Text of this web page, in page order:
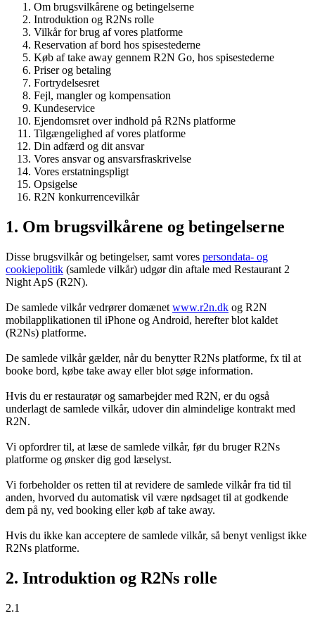
Om brugsvilkårene og betingelserne
Introduktion og R2Ns rolle
Vilkår for brug af vores platforme
Reservation af bord hos spisestederne
Køb af take away gennem R2N Go, hos spisestederne
Priser og betaling
Fortrydelsesret
Fejl, mangler og kompensation
Kundeservice
Ejendomsret over indhold på R2Ns platforme
Tilgængelighed af vores platforme
Din adfærd og dit ansvar
Vores ansvar og ansvarsfraskrivelse
Vores erstatningspligt
Opsigelse
R2N konkurrencevilkår
1. Om brugsvilkårene og betingelserne
Disse brugsvilkår og betingelser, samt vores persondata- og
cookiepolitik (samlede vilkår) udgør din aftale med Restaurant 2
Night ApS (R2N).
De samlede vilkår vedrører domænet www.r2n.dk og R2N
mobilapplikationen til iPhone og Android, herefter blot kaldet
(R2Ns) platforme.
De samlede vilkår gælder, når du benytter R2Ns platforme, fx til at
booke bord, købe take away eller blot søge information.
Hvis du er restauratør og samarbejder med R2N, er du også
underlagt de samlede vilkår, udover din almindelige kontrakt med
R2N.
Vi opfordrer til, at læse de samlede vilkår, før du bruger R2Ns
platforme og ønsker dig god læselyst.
Vi forbeholder os retten til at revidere de samlede vilkår fra tid til
anden, hvorved du automatisk vil være nødsaget til at godkende
dem på ny, ved booking eller køb af take away.
Hvis du ikke kan acceptere de samlede vilkår, så benyt venligst ikke
R2Ns platforme.
2. Introduktion og R2Ns rolle
2.1